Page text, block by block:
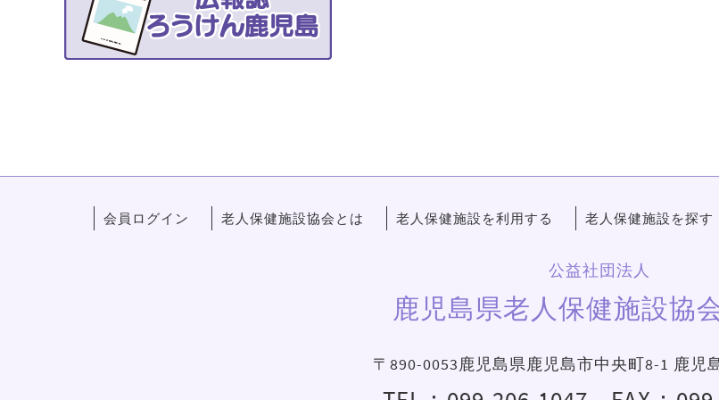
会員ログイン 老人保健施設協会とは 老人保健施設を利用する 老人保健施設を探す
公益社団法人
鹿児島県老人保健施設協
〒890-0053鹿児島県鹿児島市中央町8-1 鹿児